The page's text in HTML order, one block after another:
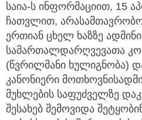
საია-ს ინფორმაციით, 15
ჩათვლით, არასამთავრობო
ერთიან ცხელ ხაზზე
სამართალდარღვევათა
(წვრილმანი ხულიგნობა)
კანონიერი
მუხლების საფუძველზე
შესახებ შემოვიდა